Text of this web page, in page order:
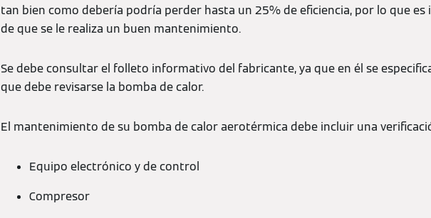
tan bien como debería podría perder hasta un 25% de eficiencia, por lo que
de que se le realiza un buen mantenimiento.
Se debe consultar el folleto informativo del fabricante, ya que en él se
que debe revisarse la bomba de calor.
El mantenimiento de su bomba de calor aerotérmica debe incluir una
Equipo electrónico y de control
Compresor